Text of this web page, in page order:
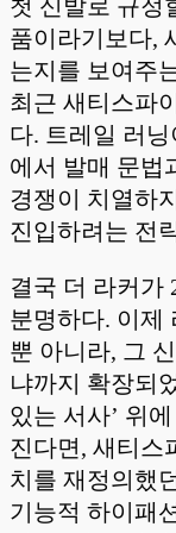
첫 신발로 규정
품이라기보다,
는지를 보여주
최근 새티스파
다. 트레일 러
에서 발매 문법
경쟁이 치열하
진입하려는 전
결국 더 라커가
분명하다. 이제
뿐 아니라, 그
냐까지 확장되
있는 서사’ 위
진다면, 새티스
치를 재정의했
기능적 하이패